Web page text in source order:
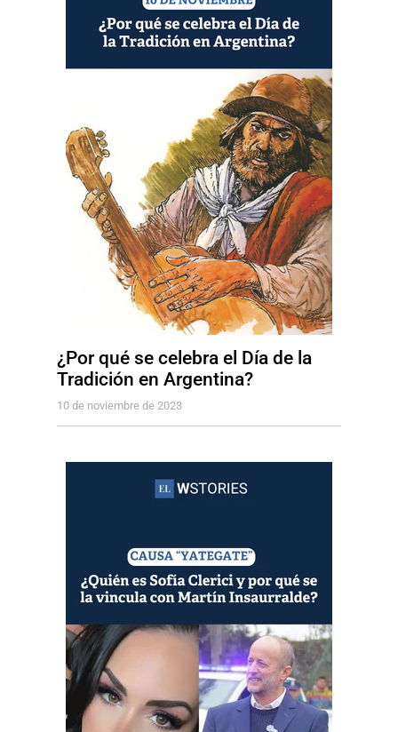
¿Por qué se celebra el Día de la
Tradición en Argentina?
10 de noviembre de 2023